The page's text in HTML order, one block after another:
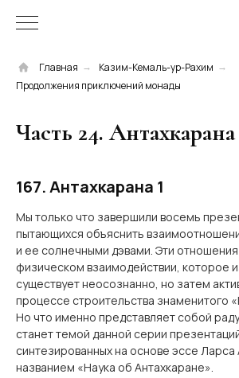
Главная → Казим-Кемаль-ур-Рахим →
Продолжения приключений монады
Часть 24.Антахкарана
167. Антахкарана 1
Мы только что завершили восемь
пытающихся объяснить
и ее солнечными дэвами. Эти
физическом взаимодействии, которое
существует неосознанно, но затем
процессе строительства знаменитого
Но что именно представляет собой
станет темой данной серии
синтезированных на основе эссе Ларса
названием «Наука об Антахкаране».